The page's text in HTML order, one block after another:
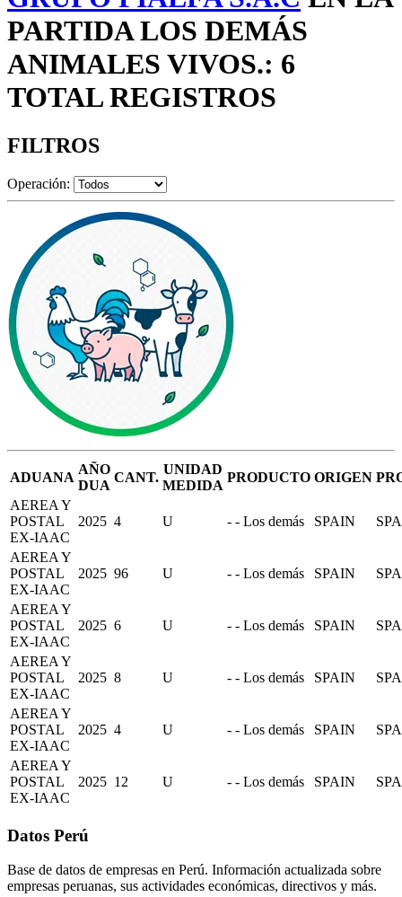
PARTIDA LOS DEMÁS
ANIMALES VIVOS.: 6
TOTAL REGISTROS
FILTROS
Operación:
ADUANA
AÑO
DUA
CANT.
UNIDAD
MEDIDA
PRODUCTO ORIGEN
AEREA Y
POSTAL
EX-IAAC
2025 4 U - - Los demás SPAIN
AEREA Y
POSTAL
EX-IAAC
2025 96 U - - Los demás SPAIN
AEREA Y
POSTAL
EX-IAAC
2025 6 U - - Los demás SPAIN
AEREA Y
POSTAL
EX-IAAC
2025 8 U - - Los demás SPAIN
AEREA Y
POSTAL
EX-IAAC
2025 4 U - - Los demás SPAIN
AEREA Y
POSTAL
EX-IAAC
2025 12 U - - Los demás SPAIN
Datos Perú
Base de datos de empresas en Perú. Información actualizada sobre
empresas peruanas, sus actividades económicas, directivos y más.